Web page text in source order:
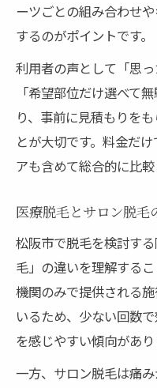
ーツごとの組み合わせ
するのがポイントです。
利用者の声として「思
「希望部位だけ選べて
り、事前に見積もりを
とが大切です。料金だ
アも含めて総合的に比較
医療脱毛とサロン脱毛
松阪市で脱毛を検討す
毛」の違いを理解する
機関のみで提供される
いるため、少ない回数
を感じやすい傾向があり
一方、サロン脱毛は痛